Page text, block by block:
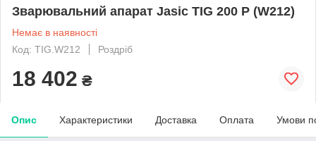
Зварювальний апарат Jasic TIG 200 P (W212)
Немає в наявності
Код: TIG.W212
Роздріб
18 402 ₴
Опис Характеристики Доставка Оплата Умови